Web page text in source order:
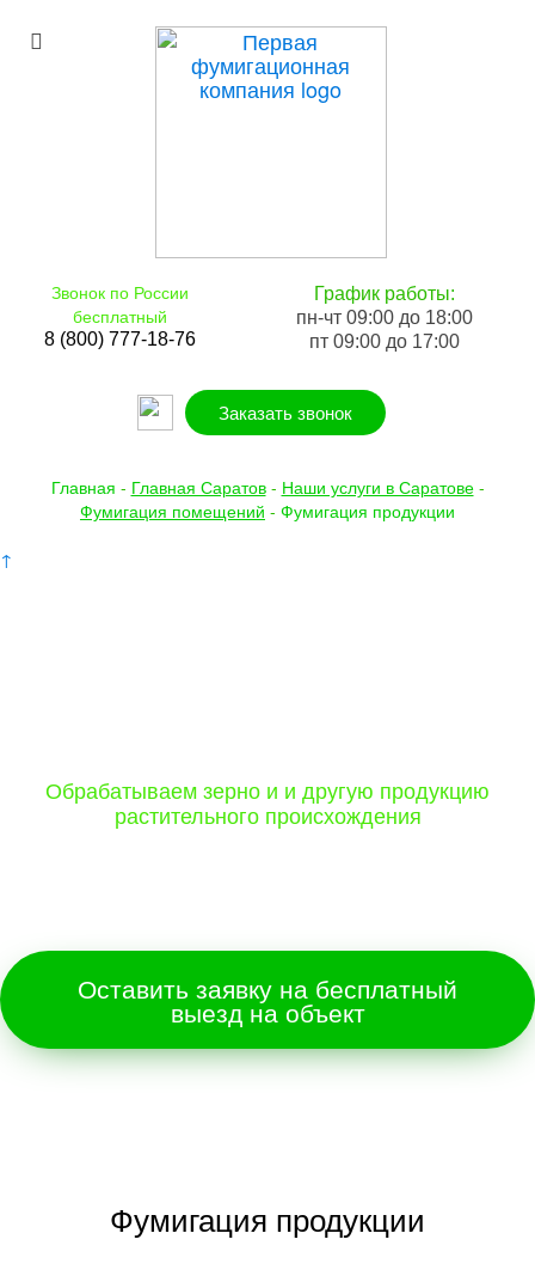
Звонок по России
бесплатный
8 (800) 777-18-76
График работы:
пн-чт 09:00 до 18:00
пт 09:00 до 17:00
Заказать звонок
Главная - Главная Саратов- Наши услуги в Саратове-
Фумигация помещений - Фумигация продукции
↑
Обрабатываем зерно и и другую продукцию
растительного происхождения
Оставить заявку на бесплатный
выезд на объект
Фумигация продукции